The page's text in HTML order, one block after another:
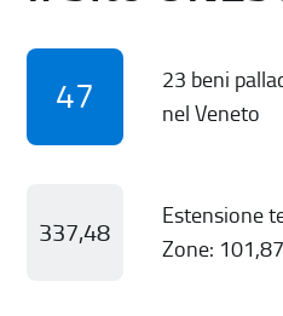
47
23 beni
nel Veneto
337,48
Estensione
Zone: